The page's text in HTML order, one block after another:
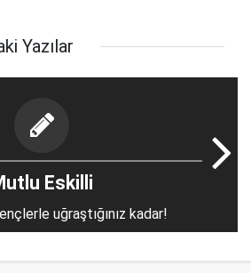
Yazılar
Eskilli
uğraştığınız kadar!